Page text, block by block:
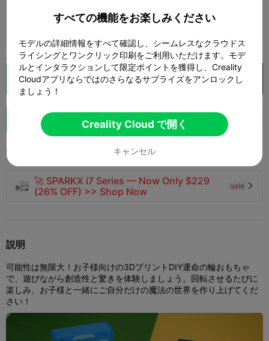
ル
 1d 01h  7 プレート  593.03g
クラウドスライス Creality Cloud で開く
ブースト 143 126 

🚀 SPARKX i7 Series — Now Only $229
(26% OFF) >> Shop Now
sale 
説明
可能性は無限大！お子様向けの3DプリントDIY運命の輪おもちゃ
で、遊びながら創造性と驚きを体験しましょう。回転させるたびに
楽しみ、お子様と一緒にご自分だけの魔法の世界を作り上げてくだ
さい！
すべての機能をお楽しみください
モデルの詳細情報をすべて確認し、シームレスなクラウドス
ライシングとワンクリック印刷をご利用いただけます。モデ
ルとインタラクションして限定ポイントを獲得し、Creality
Cloudアプリならではのさらなるサプライズをアンロックし
ましょう！
Creality Cloud で開く
キャンセル